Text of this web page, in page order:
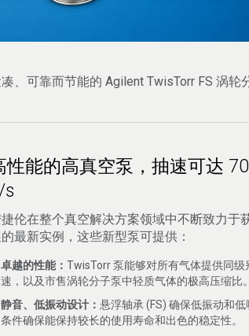
、可靠而节能的 Agilent TwisTorr FS 涡轮
性能的高真空泵，抽速可达
s
伦在整个真空解决方案领域中不断致力于
的最新实例，这些新型泵可提供：
卓越的性能： TwisTorr 泵能够对所有气体提供同级
速，以及市售涡轮分子泵中轻质气体的极高压缩比。
静音、低振动设计： 悬浮轴承 (FS) 确保低振动和
条件确保能保持较长的使用寿命和出色的稳定性。